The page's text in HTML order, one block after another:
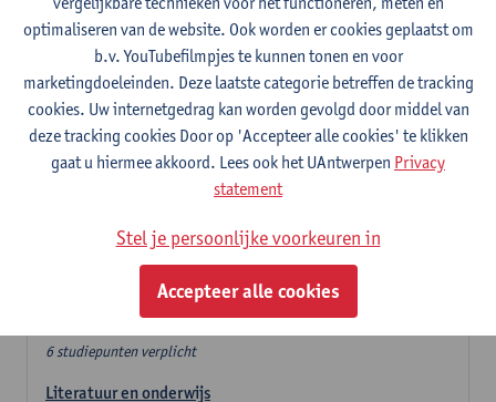
- Optie B: je kiest één vakdidactiek en een profilering
In de domeincomponent neem je 60 studiepunten op:
- 1 verplicht algemeen opleidingsonderdeel van 6 studiepunten,
- 24 of 30 studiepunten Nederlands en telkens minimum 6
studiepunten per deeldomein,
- 24 of 30 studiepunten theater- en filmwetenschap.
Verplicht algemeen opleidingsonderdeel
Deze 6 verplichte studiepunten tellen mee in de
domeincomponent van een van de gekozen talen.
Verplicht algemeen opleidingsonderdeel
6 studiepunten verplicht
Literatuur en onderwijs
optimaliseren van de website. Ook worden er cookies geplaatst om
b.v. YouTubefilmpjes te kunnen tonen en voor
marketingdoeleinden. Deze laatste categorie betreffen de tracking
cookies. Uw internetgedrag kan worden gevolgd door middel van
deze tracking cookies Door op 'Accepteer alle cookies' te klikken
gaat u hiermee akkoord. Lees ook het UAntwerpen Privacy
statement
Stel je persoonlijke voorkeuren in
Accepteer alle cookies